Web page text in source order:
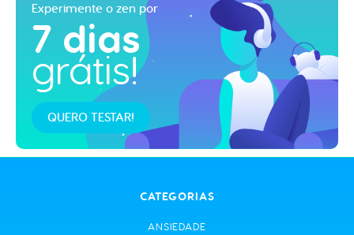
Experimente o zen por
7 dias
grátis!
QUERO TESTAR!
CATEGORIAS
ANSIEDADE